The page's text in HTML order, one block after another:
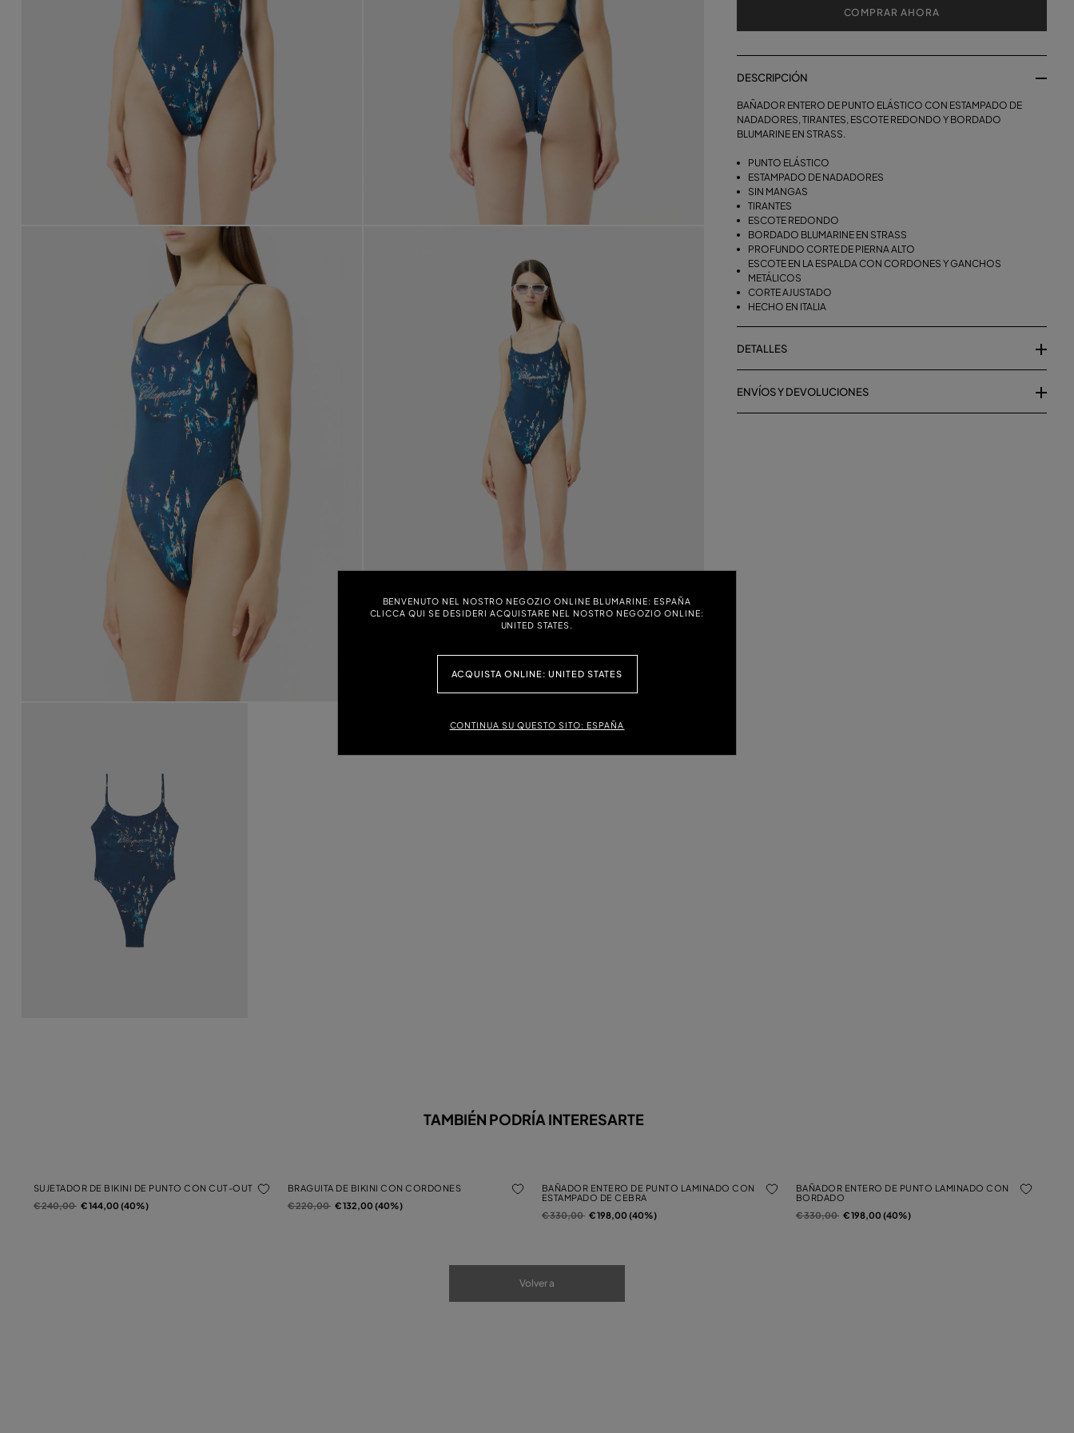
BENVENUTO NEL NOSTRO NEGOZIO ONLINE BLUMARINE: ESPAÑA
CLICCA QUI SE DESIDERI ACQUISTARE NEL NOSTRO NEGOZIO ONLINE:
UNITED STATES.
ACQUISTA ONLINE: UNITED STATES
CONTINUA SU QUESTO SITO: ESPAÑA
COMPRAR AHORA
DESCRIPCIÓN
BAÑADOR ENTERO DE PUNTO ELÁSTICO CON ESTAMPADO DE
NADADORES, TIRANTES, ESCOTE REDONDO Y BORDADO
BLUMARINE EN STRASS.
PUNTO ELÁSTICO
ESTAMPADO DE NADADORES
SIN MANGAS
TIRANTES
ESCOTE REDONDO
BORDADO BLUMARINE EN STRASS
PROFUNDO CORTE DE PIERNA ALTO
ESCOTE EN LA ESPALDA CON CORDONES Y GANCHOS
METÁLICOS
CORTE AJUSTADO
HECHO EN ITALIA
DETALLES
ENVÍOS Y DEVOLUCIONES
TAMBIÉN PODRÍA INTERESARTE
SUJETADOR DE BIKINI DE PUNTO CON CUT-OUT
Precio rebajado de
€ 240,00a € 144,00 (40%)
BRAGUITA DE BIKINI CON CORDONES
Precio rebajado de
€ 220,00a € 132,00 (40%)
BAÑADOR ENTERO DE PUNTO LAMINADO CON
ESTAMPADO DE CEBRA
Precio rebajado de
€ 330,00a € 198,00 (40%)
BAÑADOR ENTERO DE PUNTO LAMINADO CON
BORDADO
Precio rebajado de
€ 330,00a € 198,00 (40%)
Volver a